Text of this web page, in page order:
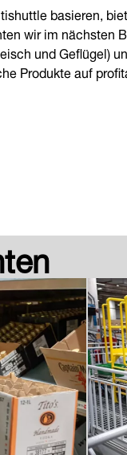
basieren,
wir im nächsten
und Geflügel)
Produkte auf